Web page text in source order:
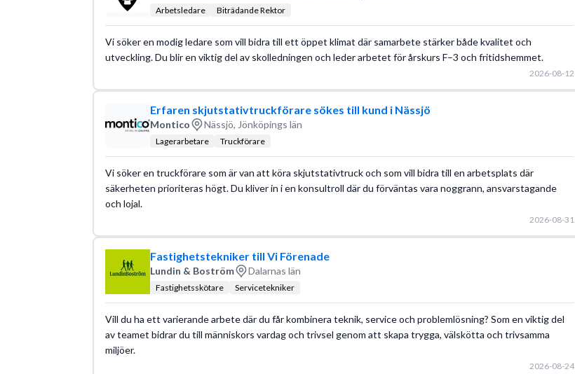
Arbetsledare Biträdande Rektor
Vi söker en modig ledare som vill bidra till ett öppet klimat där samarbete stärker både kvalitet och
utveckling. Du blir en viktig del av skolledningen och leder arbetet för årskurs F–3 och fritidshemmet.
2026-08-12
Erfaren skjutstativtruckförare sökes till kund i Nässjö
Montico Nässjö, Jönköpings län
Lagerarbetare Truckförare
Vi söker en truckförare som är van att köra skjutstativtruck och som vill bidra till en arbetsplats där
säkerheten prioriteras högt. Du kliver in i en konsultroll där du förväntas vara noggrann, ansvarstagande
och lojal.
2026-08-31
Fastighetstekniker till Vi Förenade
Lundin & Boström Dalarnas län
Fastighetsskötare Servicetekniker
Vill du ha ett varierande arbete där du får kombinera teknik, service och problemlösning? Som en viktig del
av teamet bidrar du till människors vardag och trivsel genom att skapa trygga, välskötta och trivsamma
miljöer.
2026-08-24